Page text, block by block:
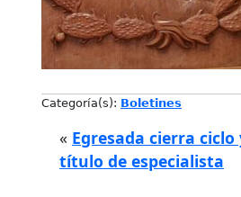
Categoría(s): Boletines
« Egresada cierra
título de especialista